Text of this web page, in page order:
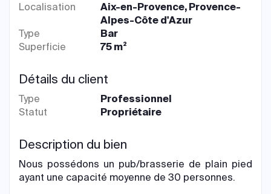
Localisation
Aix-en-Provence, Provence-
Alpes-Côte d'Azur
Type
Bar
Superficie
75 m²
Détails du client
Type
Professionnel
Statut
Propriétaire
Description du bien
Nous possédons un pub/brasserie de plain pied
ayant une capacité moyenne de 30 personnes.